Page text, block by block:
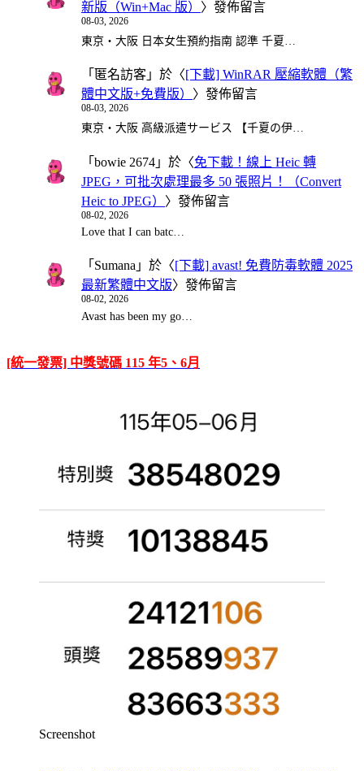
新版（Win+Mac 版） 〉發佈留言
08-03, 2026
東京・大阪 日本女生預約指南 認準 千夏…
「 匿名訪客 」於〈[下載] WinRAR 壓縮軟體（繁
體中文版+免費版） 〉發佈留言
08-03, 2026
東京・大阪 高級派遣サービス 【千夏の伊…
「 bowie 2674 」於〈免下載！線上 Heic 轉
JPEG，可批次處理最多 50 張照片！（Convert
Heic to JPEG） 〉發佈留言
08-02, 2026
Love that I can batc…
「 Sumana 」於〈 [下載] avast! 免費防毒軟體 2025
最新繁體中文版〉發佈留言
08-02, 2026
Avast has been my go…
[統一發票] 中獎號碼 115 年5、6月
Screenshot